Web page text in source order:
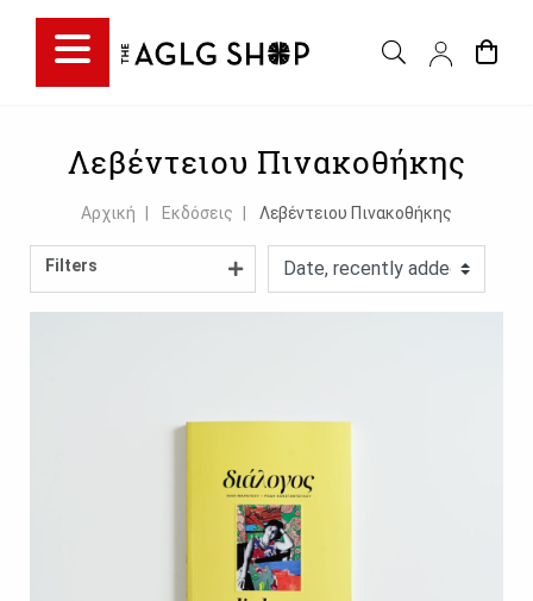
Λεβέντειου Πινακοθήκης
Αρχική Εκδόσεις Λεβέντειου Πινακοθήκης
Filters
Filter choice